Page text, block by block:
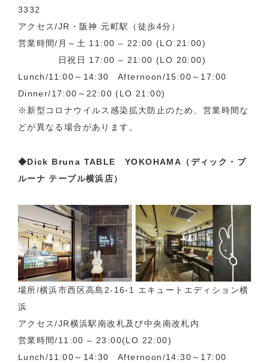
3332
アクセス/JR・阪神 元町駅（徒歩4分）
営業時間/月～土 11:00 – 22:00 (LO 21:00)
日祝日 17:00 – 21:00 (LO 20:00)
Lunch/11:00～14:30 Afternoon/15:00～17:00
Dinner/17:00～22:00 (LO 21:00)
※新型コロナウイルス感染拡大防止のため、営業時間な
どが異なる場合があります。
◆Dick Bruna TABLE YOKOHAMA（ディック・ブ
ルーナ テーブル横浜店）
場所/横浜市西区高島2-16-1 エキュートエディション横
浜
アクセス/JR横浜駅南改札及び中央南改札内
営業時間/11:00 – 23:00(LO 22:00)
Lunch/11:00～14:30 Afternoon/14:30～17:00